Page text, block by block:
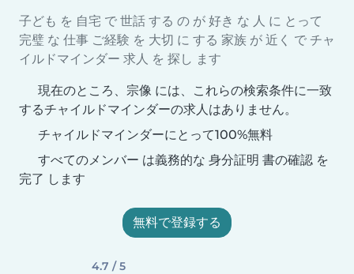
子ども を 自宅 で 世話 する の が 好き な 人 に とって
完璧 な 仕事 ご経験 を 大切 に する 家族 が 近く で チャ
イルドマインダー 求人 を 探し ます
現在のところ、宗像 には、これらの検索条件に一致
するチャイルドマインダーの求人はありません。
チャイルドマインダーにとって100%無料
すべてのメンバー は義務的な 身分証明 書の確認 を
完了 します
無料で登録する
4.7 / 5